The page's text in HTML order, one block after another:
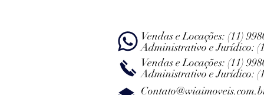
Vendas e Locações: (11)
Administrativo e Jurídico:
Vendas e Locações: (11)
Administrativo e Jurídico: